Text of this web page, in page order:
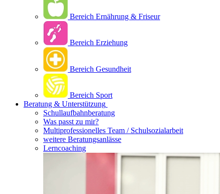
Bereich Ernährung & Friseur
Bereich Erziehung
Bereich Gesundheit
Bereich Sport
Beratung & Unterstützung
Schullaufbahnberatung
Was passt zu mir?
Multipro­fessionelles Team / Schulsozialarbeit
weitere Beratungsanlässe
Lerncoaching